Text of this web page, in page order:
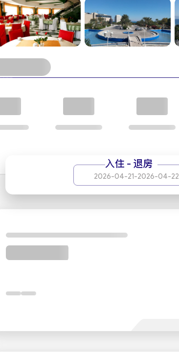
文化景点，在入住期间获得难忘的体验。
距离
途车程
入住 - 退房
2026-04-21-2026-04-22